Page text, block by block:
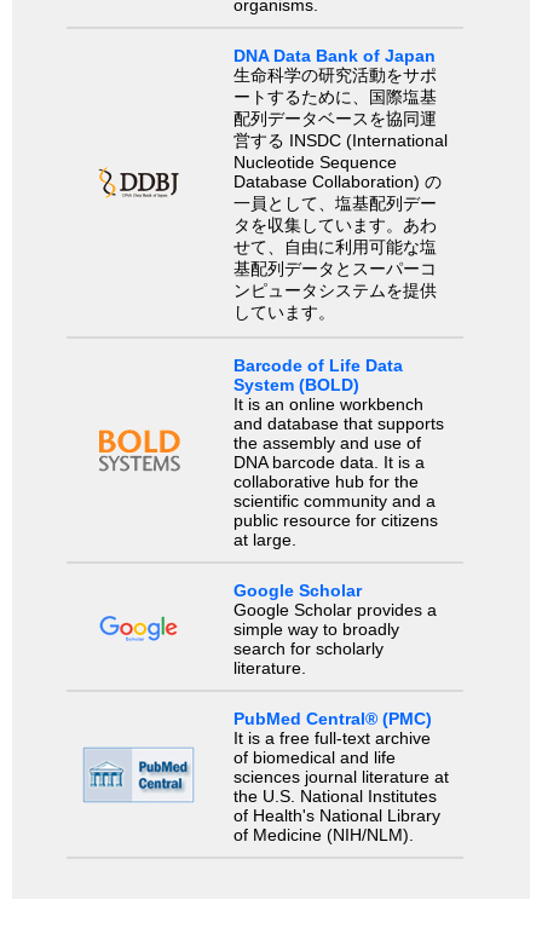
organisms.
DNA Data Bank of Japan
生命科学の研究活動をサポ
ートするために、国際塩基
配列データベースを協同運
営する INSDC (International
Nucleotide Sequence
Database Collaboration) の
一員として、塩基配列デー
タを収集しています。あわ
せて、自由に利用可能な塩
基配列データとスーパーコ
ンピュータシステムを提供
しています。
Barcode of Life Data
System (BOLD)
It is an online workbench
and database that supports
the assembly and use of
DNA barcode data. It is a
collaborative hub for the
scientific community and a
public resource for citizens
at large.
Google Scholar
Google Scholar provides a
simple way to broadly
search for scholarly
literature.
PubMed Central® (PMC)
It is a free full-text archive
of biomedical and life
sciences journal literature at
the U.S. National Institutes
of Health's National Library
of Medicine (NIH/NLM).